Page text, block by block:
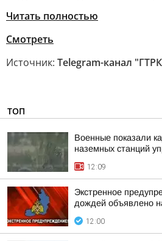
Читать полностью
Смотреть
Источник: Telegram-канал
ТОП
Военные показали
наземных станций
12:09
Экстренное
дождей объявлено
12:00